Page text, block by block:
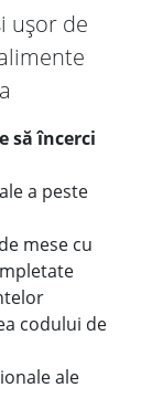
ușor de
să încerci
a peste
mese cu
codului de
ale